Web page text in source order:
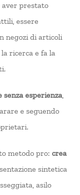
aver prestato
essere
negozi di articoli
ricerca e fa la
senza esperienza,
e seguendo
metodo pro:crea
sintetica
asilo